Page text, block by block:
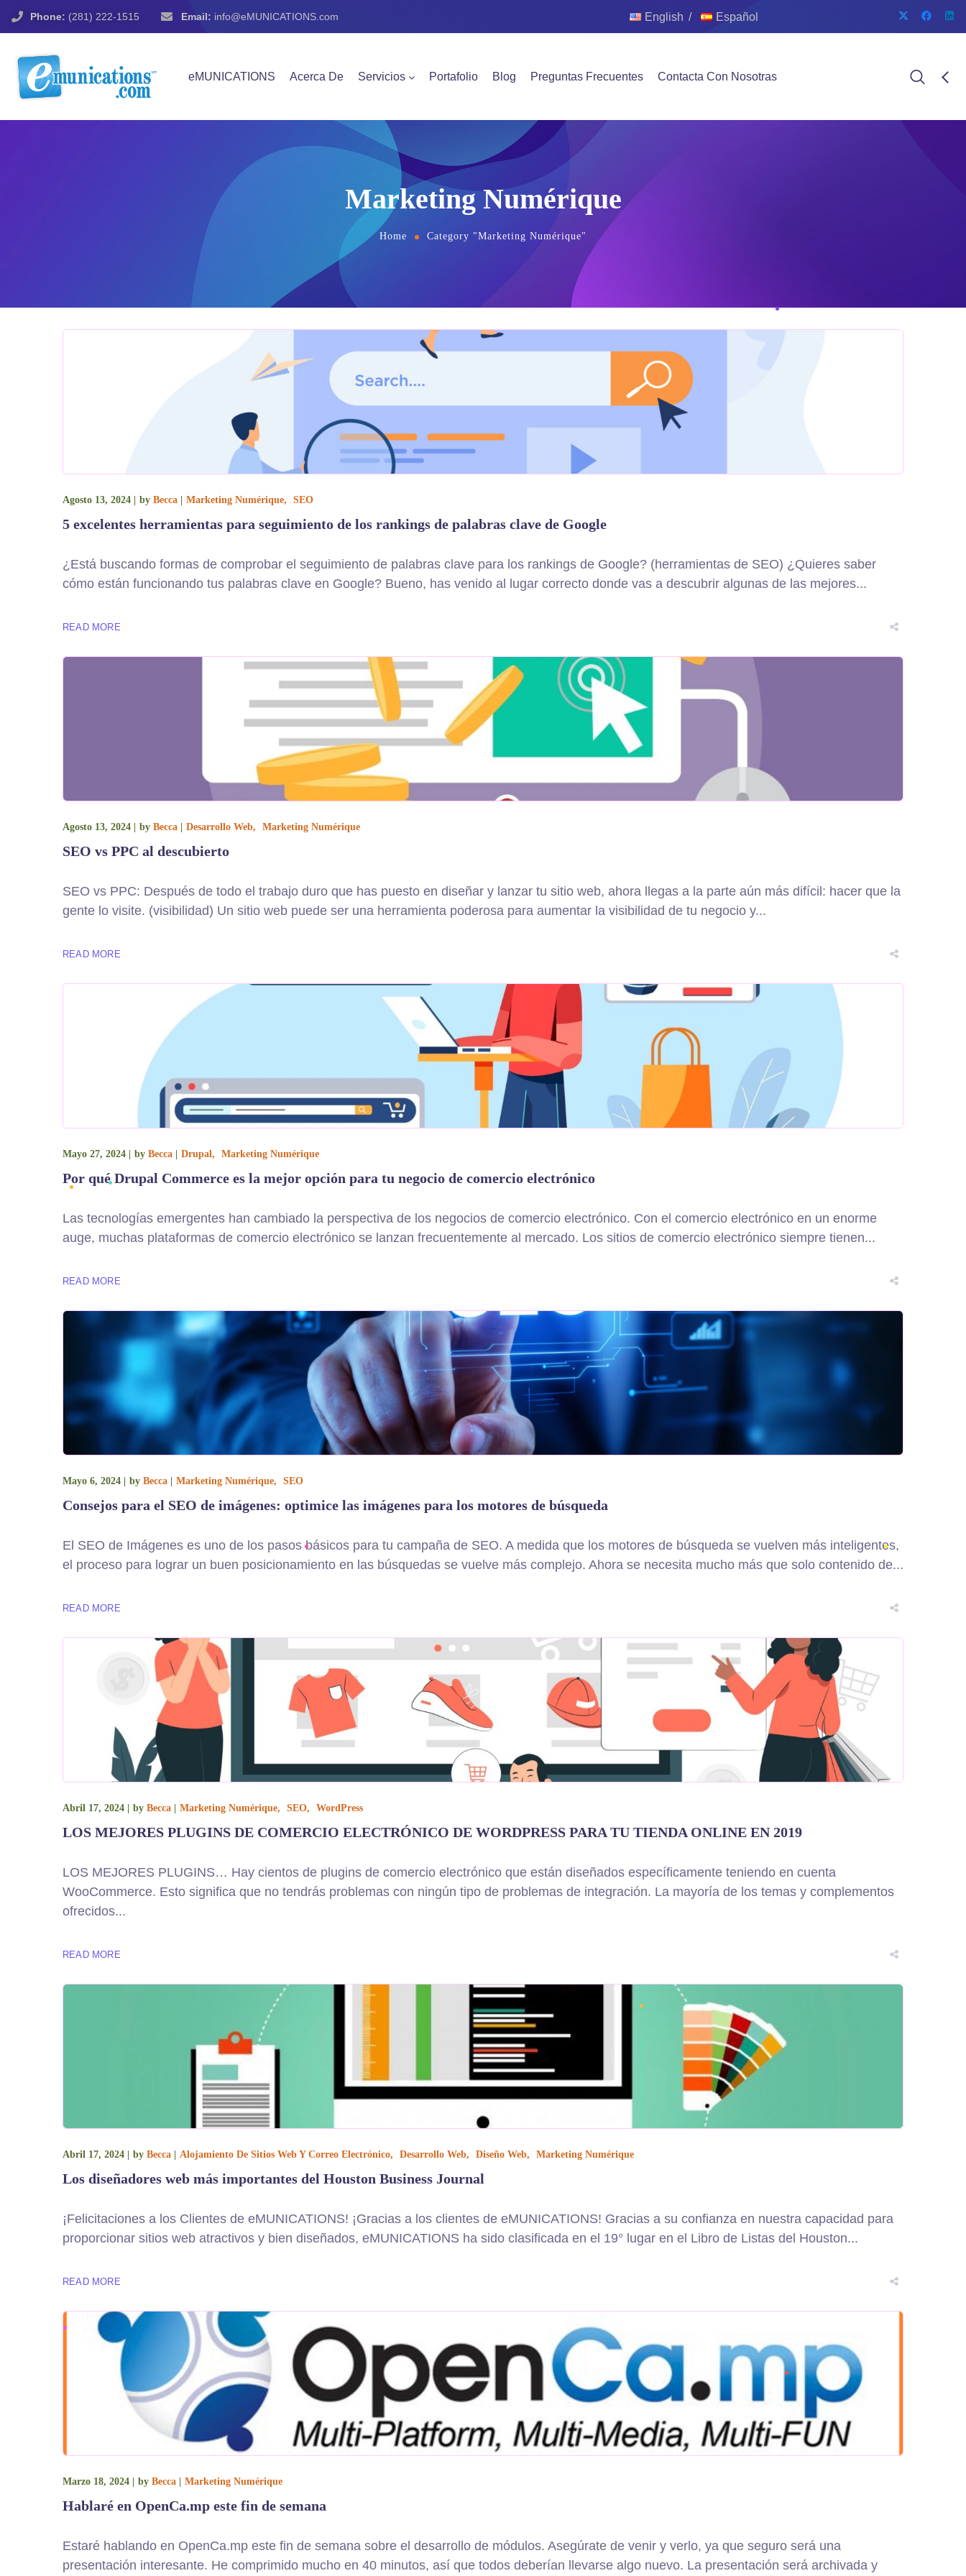
Phone: (281) 222-1515 Email: info@eMUNICATIONS.com English Español
eMUNICATIONS Acerca De Servicios Portafolio Blog Preguntas Frecuentes Contacta Con Nosotras
Marketing Numérique
Home Category "Marketing Numérique"
Agosto 13, 2024 by Becca Marketing Numérique SEO
5 excelentes herramientas para seguimiento de los rankings de palabras clave de Google
¿Está buscando formas de comprobar el seguimiento de palabras clave para los rankings de Google? (herramientas de SEO) ¿Quieres saber
cómo están funcionando tus palabras clave en Google? Bueno, has venido al lugar correcto donde vas a descubrir algunas de las mejores...
READ MORE
Agosto 13, 2024 by Becca Desarrollo Web Marketing Numérique
SEO vs PPC al descubierto
SEO vs PPC: Después de todo el trabajo duro que has puesto en diseñar y lanzar tu sitio web, ahora llegas a la parte aún más difícil: hacer que la
gente lo visite. (visibilidad) Un sitio web puede ser una herramienta poderosa para aumentar la visibilidad de tu negocio y...
READ MORE
Mayo 27, 2024 by Becca Drupal Marketing Numérique
Por qué Drupal Commerce es la mejor opción para tu negocio de comercio electrónico
Las tecnologías emergentes han cambiado la perspectiva de los negocios de comercio electrónico. Con el comercio electrónico en un enorme
auge, muchas plataformas de comercio electrónico se lanzan frecuentemente al mercado. Los sitios de comercio electrónico siempre tienen...
READ MORE
Mayo 6, 2024 by Becca Marketing Numérique SEO
Consejos para el SEO de imágenes: optimice las imágenes para los motores de búsqueda
El SEO de Imágenes es uno de los pasos básicos para tu campaña de SEO. A medida que los motores de búsqueda se vuelven más inteligentes,
el proceso para lograr un buen posicionamiento en las búsquedas se vuelve más complejo. Ahora se necesita mucho más que solo contenido de...
READ MORE
Abril 17, 2024 by Becca Marketing Numérique SEO WordPress
LOS MEJORES PLUGINS DE COMERCIO ELECTRÓNICO DE WORDPRESS PARA TU TIENDA ONLINE EN 2019
LOS MEJORES PLUGINS… Hay cientos de plugins de comercio electrónico que están diseñados específicamente teniendo en cuenta
WooCommerce. Esto significa que no tendrás problemas con ningún tipo de problemas de integración. La mayoría de los temas y complementos
ofrecidos...
READ MORE
Abril 17, 2024 by Becca Alojamiento De Sitios Web Y Correo Electrónico Desarrollo Web Diseño Web Marketing Numérique
Los diseñadores web más importantes del Houston Business Journal
¡Felicitaciones a los Clientes de eMUNICATIONS! ¡Gracias a los clientes de eMUNICATIONS! Gracias a su confianza en nuestra capacidad para
proporcionar sitios web atractivos y bien diseñados, eMUNICATIONS ha sido clasificada en el 19° lugar en el Libro de Listas del Houston...
READ MORE
Marzo 18, 2024 by Becca Marketing Numérique
Hablaré en OpenCa.mp este fin de semana
Estaré hablando en OpenCa.mp este fin de semana sobre el desarrollo de módulos. Asegúrate de venir y verlo, ya que seguro será una
presentación interesante. He comprimido mucho en 40 minutos, así que todos deberían llevarse algo nuevo. La presentación será archivada y